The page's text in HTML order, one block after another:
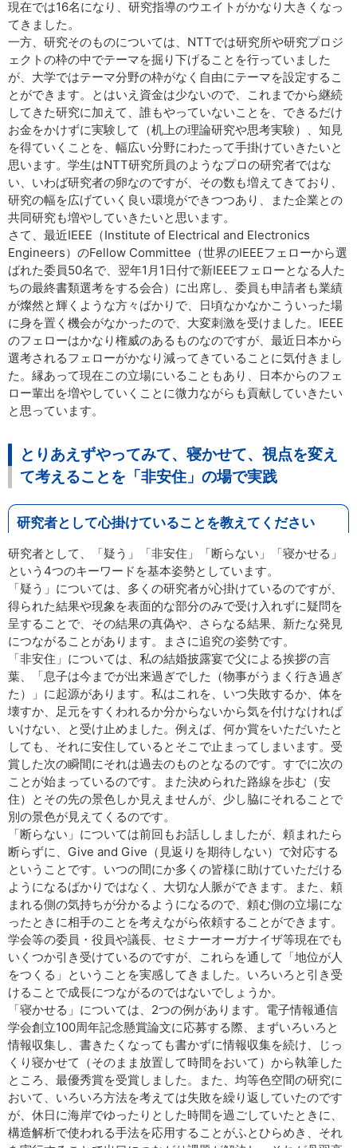
現在では16名になり、研究指導のウエイトがかなり大きくなっ
てきました。
一方、研究そのものについては、NTTでは研究所や研究プロジ
ェクトの枠の中でテーマを掘り下げることを行っていました
が、大学ではテーマ分野の枠がなく自由にテーマを設定するこ
とができます。とはいえ資金は少ないので、これまでから継続
してきた研究に加えて、誰もやっていないことを、できるだけ
お金をかけずに実験して（机上の理論研究や思考実験）、知見
を得ていくことを、幅広い分野にわたって手掛けていきたいと
思います。学生はNTT研究所員のようなプロの研究者ではな
い、いわば研究者の卵なのですが、その数も増えてきており、
研究の幅を広げていく良い環境ができつつあり、また企業との
共同研究も増やしていきたいと思います。
さて、最近IEEE（Institute of Electrical and Electronics
Engineers）のFellow Committee（世界のIEEEフェローから選
ばれた委員50名で、翌年1月1日付で新IEEEフェローとなる人た
ちの最終書類選考をする会合）に出席し、委員も申請者も業績
が燦然と輝くような方々ばかりで、日頃なかなかこういった場
に身を置く機会がなかったので、大変刺激を受けました。IEEE
のフェローはかなり権威のあるものなのですが、最近日本から
選考されるフェローがかなり減ってきていることに気付きまし
た。縁あって現在この立場にいることもあり、日本からのフェ
ロー輩出を増やしていくことに微力ながらも貢献していきたい
と思っています。
とりあえずやってみて、寝かせて、視点を変え
て考えることを「非安住」の場で実践
研究者として心掛けていることを教えてください
研究者として、「疑う」「非安住」「断らない」「寝かせる」
という4つのキーワードを基本姿勢としています。
「疑う」については、多くの研究者が心掛けているのですが、
得られた結果や現象を表面的な部分のみで受け入れずに疑問を
呈することで、その結果の真偽や、さらなる結果、新たな発見
につながることがあります。まさに追究の姿勢です。
「非安住」については、私の結婚披露宴で父による挨拶の言
葉、「息子は今までが出来過ぎでした（物事がうまく行き過ぎ
た）」に起源があります。私はこれを、いつ失敗するか、体を
壊すか、足元をすくわれるか分からないから気を付けなければ
いけない、と受け止めました。例えば、何か賞をいただいたと
しても、それに安住しているとそこで止まってしまいます。受
賞した次の瞬間にそれは過去のものとなるのです。すでに次の
ことが始まっているのです。また決められた路線を歩む（安
住）とその先の景色しか見えませんが、少し脇にそれることで
別の景色が見えてくるのです。
「断らない」については前回もお話ししましたが、頼まれたら
断らずに、Give and Give（見返りを期待しない）で対応する
ということです。いつの間にか多くの皆様に助けていただける
ようになるばかりではなく、大切な人脈ができます。また、頼
まれる側の気持ちが分かるようになるので、頼む側の立場にな
ったときに相手のことを考えながら依頼することができます。
学会等の委員・役員や議長、セミナーオーガナイザ等現在でも
いくつか引き受けているのですが、これらを通して「地位が人
をつくる」ということを実感してきました。いろいろと引き受
けることで成長につながるのではないでしょうか。
「寝かせる」については、2つの例があります。電子情報通信
学会創立100周年記念懸賞論文に応募する際、まずいろいろと
情報収集し、書きたくなっても書かずに情報収集を続け、じっ
くり寝かせて（そのまま放置して時間をおいて）から執筆した
ところ、最優秀賞を受賞しました。また、均等色空間の研究に
おいて、いろいろ方法を考えては失敗を繰り返していたのです
が、休日に海岸でゆったりとした時間を過ごしていたときに、
構造解析で使われる手法を応用することがふとひらめき、それ